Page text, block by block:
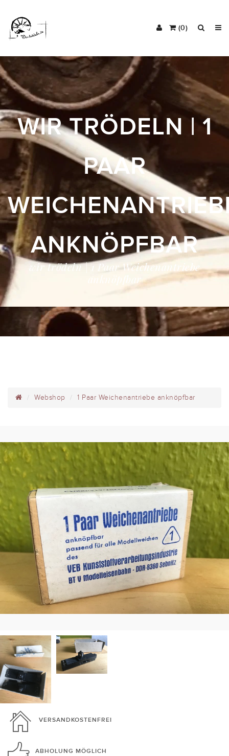
(0)
WIR TRÖDELN | 1
PAAR
ANKNÖPFBAR
wir trödeln | 1 Paar Weichenantriebe
anknöpfbar
Webshop 1 Paar Weichenantriebe anknöpfbar
VERSANDKOSTENFREI
ABHOLUNG MÖGLICH